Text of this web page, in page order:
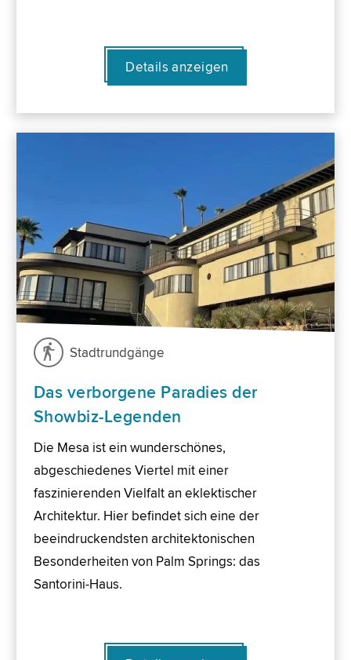
Details anzeigen
Stadtrundgänge
Das verborgene Paradies der
Showbiz-Legenden
Die Mesa ist ein wunderschönes,
abgeschiedenes Viertel mit einer
faszinierenden Vielfalt an eklektischer
Architektur. Hier befindet sich eine der
beeindruckendsten architektonischen
Besonderheiten von Palm Springs: das
Santorini-Haus.